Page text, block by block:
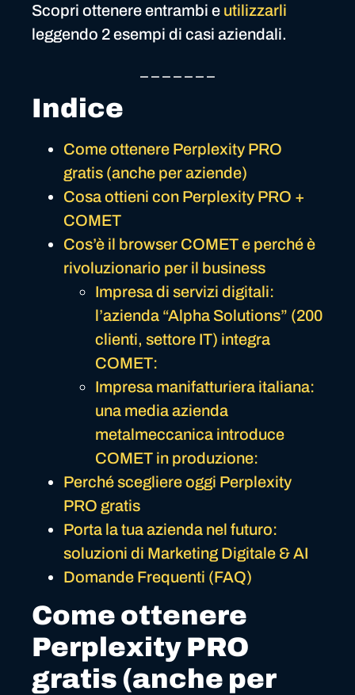
Scopri ottenere entrambi e utilizzarli
leggendo 2 esempi di casi aziendali.
Indice
Come ottenere Perplexity PRO
gratis (anche per aziende)
Cosa ottieni con Perplexity PRO +
COMET
Cos’è il browser COMET e perché è
rivoluzionario per il business
Impresa di servizi digitali:
l’azienda “Alpha Solutions” (200
clienti, settore IT) integra
COMET:
Impresa manifatturiera italiana:
una media azienda
metalmeccanica introduce
COMET in produzione:
Perché scegliere oggi Perplexity
PRO gratis
Porta la tua azienda nel futuro:
soluzioni di Marketing Digitale & AI
Domande Frequenti (FAQ)
Come ottenere
Perplexity PRO
gratis (anche per